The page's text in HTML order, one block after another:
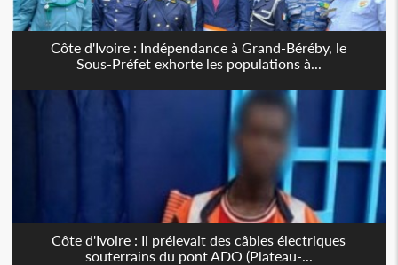
Côte d'Ivoire : Indépendance à Grand-Béréby, le
Sous-Préfet exhorte les populations à...
Côte d'Ivoire : Il prélevait des câbles électriques
souterrains du pont ADO (Plateau-...